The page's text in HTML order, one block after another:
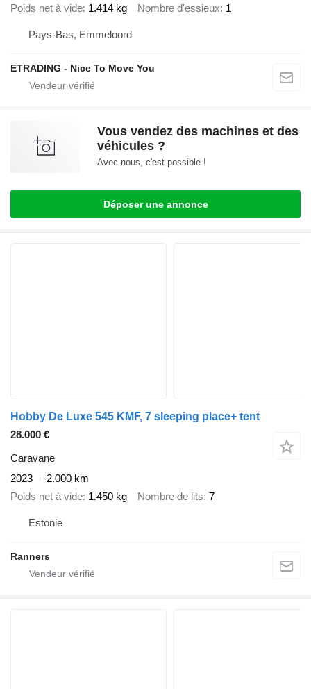
Poids net à vide 1.414 kg Nombre d'essieux 1
Pays-Bas, Emmeloord
ETRADING - Nice To Move You
Vous vendez des machines et des
véhicules ?
Avec nous, c'est possible !
Déposer une annonce
Hobby De Luxe 545 KMF, 7 sleeping place+ tent
28.000 €
Caravane
2023
2.000 km
Poids net à vide 1.450 kg Nombre de lits 7
Estonie
Ranners